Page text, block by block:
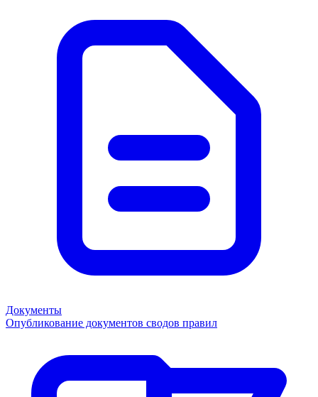
Документы
Опубликование документов сводов правил